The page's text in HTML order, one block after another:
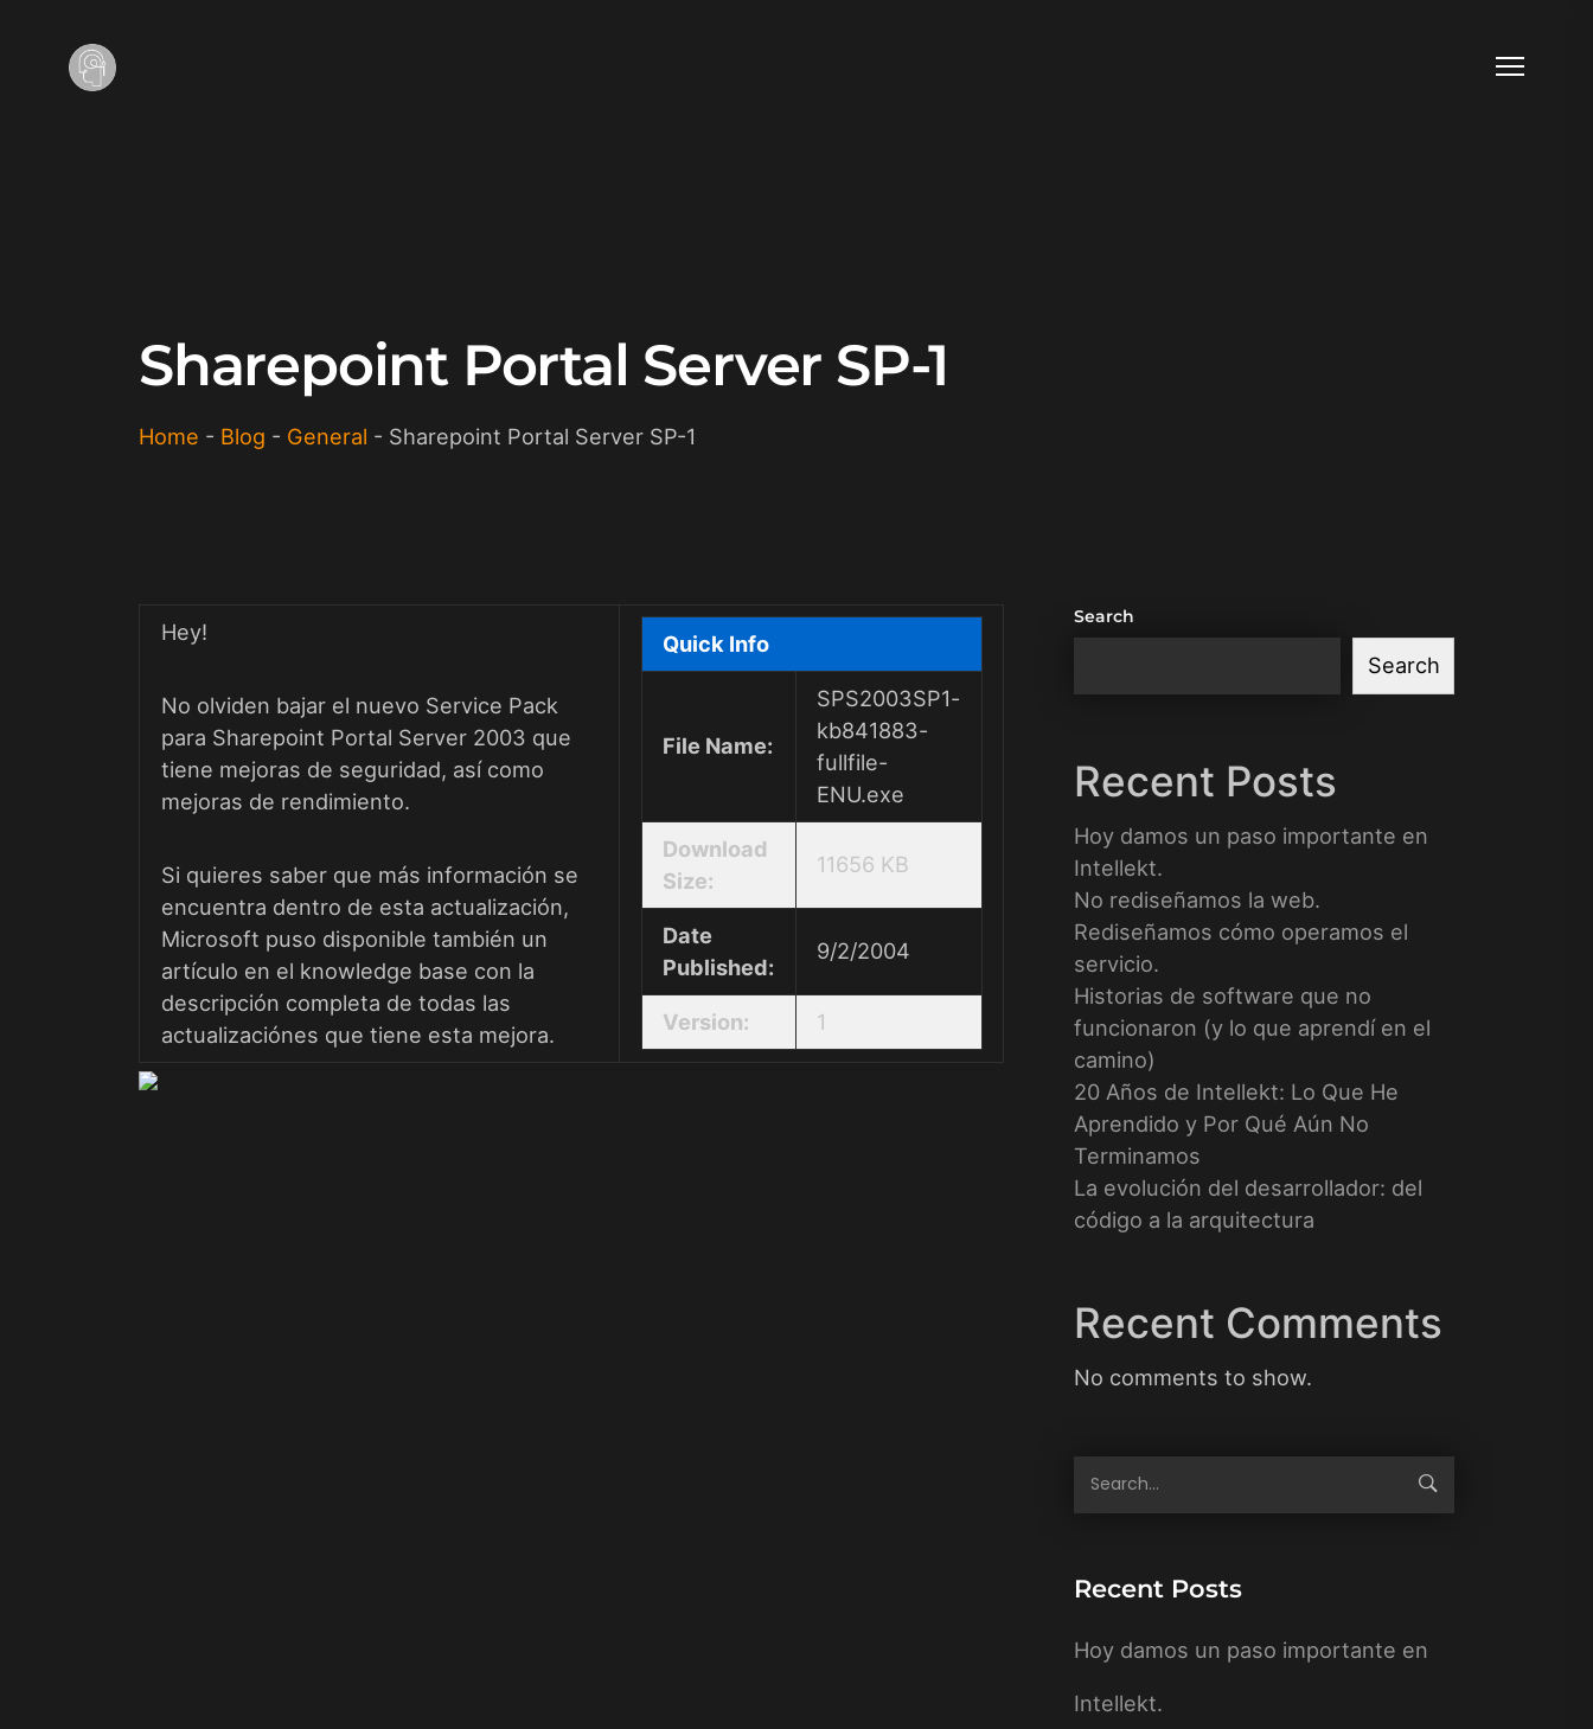
Sharepoint Portal Server SP-1
Home - Blog - General - Sharepoint Portal Server SP-1
Hey!
No olviden bajar el nuevo Service Pack
para Sharepoint Portal Server 2003 que
tiene mejoras de seguridad, así como
mejoras de rendimiento.
Si quieres saber que más información se
encuentra dentro de esta actualización,
Microsoft puso disponible también un
artículo en el knowledge base con la
descripción completa de todas las
actualizaciónes que tiene esta mejora.
Quick Info
File Name:
SPS2003SP1-
kb841883-
fullfile-
ENU.exe
Download
Size:
11656 KB
Date
Published:
9/2/2004
Version: 1
Search
Search
Recent Posts
Hoy damos un paso importante en
Intellekt.
No rediseñamos la web.
Rediseñamos cómo operamos el
servicio.
Historias de software que no
funcionaron (y lo que aprendí en el
camino)
20 Años de Intellekt: Lo Que He
Aprendido y Por Qué Aún No
Terminamos
La evolución del desarrollador: del
código a la arquitectura
Recent Comments
No comments to show.
Recent Posts
Hoy damos un paso importante en
Intellekt.